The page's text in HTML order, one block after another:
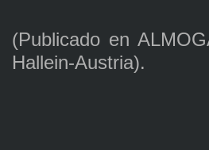
(Publicado en
Hallein-Austria).